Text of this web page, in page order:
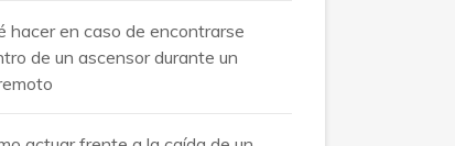
hacer en caso de encontrarse
de un ascensor durante un